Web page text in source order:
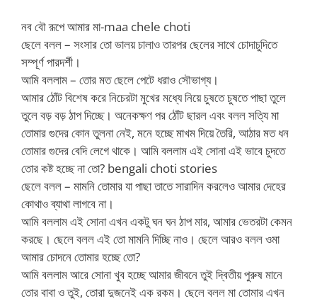
নব বৌ রূপে আমার মা-maa chele choti
ছেলে বলল – সংসার তো ভালয় চালাও তারপর ছেলের সাথে চোদাচুদিতে
সম্পূর্ণ পারদর্শী।
আমি বললাম – তোর মত ছেলে পেটে ধরাও সৌভাগ্য।
আমার ঠোঁট বিশেষ করে নিচেরটা মুখের মধ্যে নিয়ে চুষতে চুষতে পাছা তুলে
তুলে বড় বড় ঠাপ দিচ্ছে। অনেকক্ষণ পর ঠোঁট ছারল এবং বলল সত্যি মা
তোমার গুদের কোন তুলনা নেই, মনে হচ্ছে মাখম দিয়ে তৈরি, আঠার মত ধন
তোমার গুদের বেদি লেগে থাকে। আমি বললাম এই সোনা এই ভাবে চুদতে
তোর কষ্ট হচ্ছে না তো? bengali choti stories
ছেলে বলল – মামনি তোমার যা পাছা তাতে সারাদিন করলেও আমার দেহের
কোথাও ব্যাথা লাগবে না।
আমি বললাম এই সোনা এখন একটু ঘন ঘন ঠাপ মার, আমার ভেতরটা কেমন
করছে। ছেলে বলল এই তো মামনি দিচ্ছি নাও। ছেলে আরও বলল ওমা
আমার চোদনে তোমার হচ্ছে তো?
আমি বললাম আরে সোনা খুব হচ্ছে আমার জীবনে তুই দ্বিতীয় পুরুষ মানে
তোর বাবা ও তুই, তোরা দুজনেই এক রকম। ছেলে বলল মা তোমার এখন